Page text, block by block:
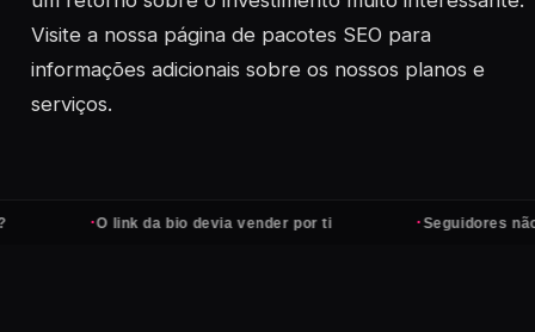
Visite a nossa página de pacotes SEO para
informações adicionais sobre os nossos planos e
serviços.
O link da bio devia vender por ti Seguidores não